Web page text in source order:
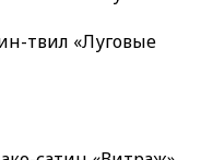
твил «Луговые